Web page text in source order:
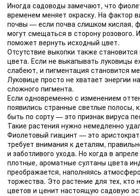
Иногда садоводы замечают, что
временем меняет окраску. На фактор
почвы — если почва слишком кислая,
могут смещаться в сторону розового.
поможет вернуть исходный цвет.
Отсутствие выкопки также становится
цвета. Если не выкапывать луковицы
слабеют, и пигментация становится
Луковице просто не хватает энергии
сложного пигмента.
Если одновременно с изменением
появились странные светлые полосы,
быть по сорту — это признак вируса
Такие растения нужно немедленно
Фиолетовый гиацинт — это
требует внимания к деталям,
и заботливого ухода. Но когда в
плотные, ароматные султаны цвета
преображается, наполняясь
торжества. Это растение для тех, кто
цветов и ценит настоящую садовую